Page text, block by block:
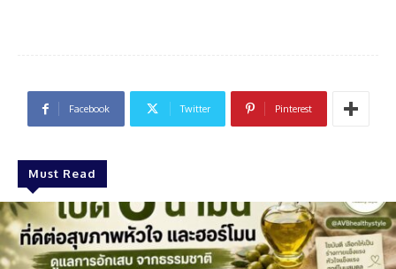
Facebook Twitter Pinterest
Must Read